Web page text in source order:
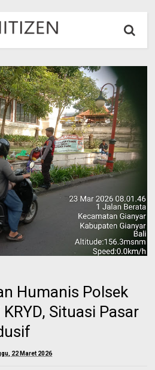
Humanis Polsek
Situasi Pasar
22 Maret 2026